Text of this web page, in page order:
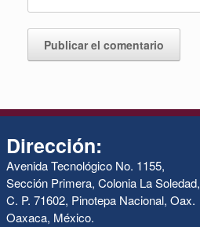
Dirección:
Avenida Tecnológico No. 1155,
Sección Primera, Colonia La Soledad,
C. P. 71602, Pinotepa Nacional, Oax.
Oaxaca, México.